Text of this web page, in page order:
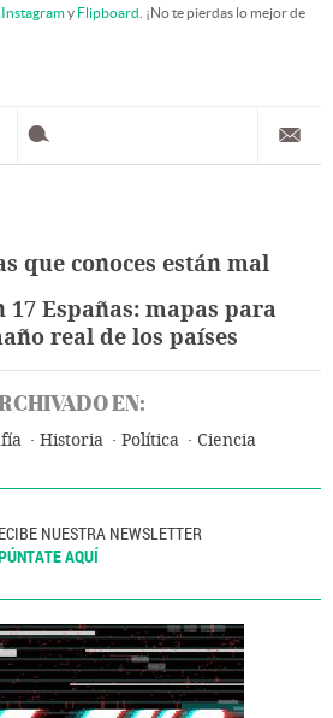
Instagramy Flipboard . ¡No te pierdas lo mejor de
que conoces están mal
17 Españas: mapas para
real de los países
EN:
Historia Política Ciencia
NUESTRA NEWSLETTER
AQUÍ